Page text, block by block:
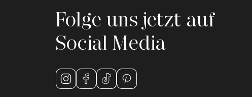
Folge uns jetzt auf
Social Media